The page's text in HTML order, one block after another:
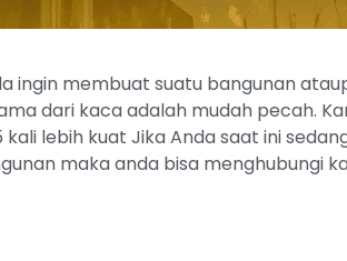
ingin membuat suatu bangunan
dari kaca adalah mudah pecah.
lebih kuat Jika Anda saat ini
maka anda bisa